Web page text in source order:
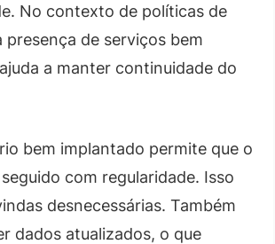
No contexto de políticas de
presença de serviços bem
a manter continuidade do
bem implantado permite que o
com regularidade. Isso
desnecessárias. Também
dados atualizados, o que